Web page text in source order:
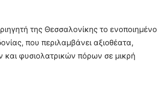
της Θεσσαλονίκης το ενοποιημένο
που περιλαμβάνει αξιοθέατα,
και φυσιολατρικών πόρων σε μικρή